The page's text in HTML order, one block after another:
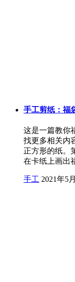
手工剪纸：福
这是一篇教你
找更多相关内
正方形的纸。
在卡纸上画出
手工 2021年5